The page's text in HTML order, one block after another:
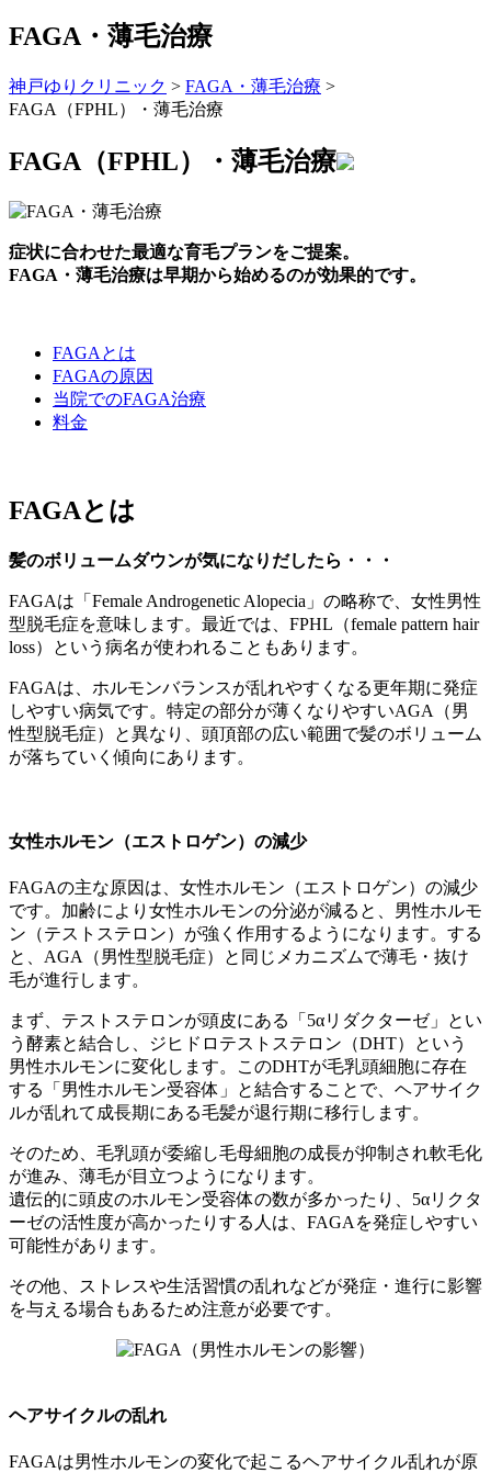
FAGA・薄毛治療
神戸ゆりクリニック > FAGA・薄毛治療 >
FAGA（FPHL）・薄毛治療
FAGA（FPHL）・薄毛治療
症状に合わせた最適な育毛プランをご提案。
FAGA・薄毛治療は早期から始めるのが効果的です。
FAGAとは
FAGAの原因
当院でのFAGA治療
料金
FAGAとは
髪のボリュームダウンが気になりだしたら・・・
FAGAは「Female Androgenetic Alopecia」の略称で、女性男性
型脱毛症を意味します。最近では、FPHL（female pattern hair
loss）という病名が使われることもあります。
FAGAは、ホルモンバランスが乱れやすくなる更年期に発症
しやすい病気です。特定の部分が薄くなりやすいAGA（男
性型脱毛症）と異なり、頭頂部の広い範囲で髪のボリューム
が落ちていく傾向にあります。
女性ホルモン（エストロゲン）の減少
FAGAの主な原因は、女性ホルモン（エストロゲン）の減少
です。加齢により女性ホルモンの分泌が減ると、男性ホルモ
ン（テストステロン）が強く作用するようになります。する
と、AGA（男性型脱毛症）と同じメカニズムで薄毛・抜け
毛が進行します。
まず、テストステロンが頭皮にある「5αリダクターゼ」とい
う酵素と結合し、ジヒドロテストステロン（DHT）という
男性ホルモンに変化します。このDHTが毛乳頭細胞に存在
する「男性ホルモン受容体」と結合することで、ヘアサイク
ルが乱れて成長期にある毛髪が退行期に移行します。
そのため、毛乳頭が委縮し毛母細胞の成長が抑制され軟毛化
が進み、薄毛が目立つようになります。
遺伝的に頭皮のホルモン受容体の数が多かったり、5αリクタ
ーゼの活性度が高かったりする人は、FAGAを発症しやすい
可能性があります。
その他、ストレスや生活習慣の乱れなどが発症・進行に影響
を与える場合もあるため注意が必要です。
ヘアサイクルの乱れ
FAGAは男性ホルモンの変化で起こるヘアサイクル乱れが原